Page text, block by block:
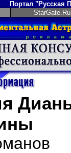
Портал "Русская